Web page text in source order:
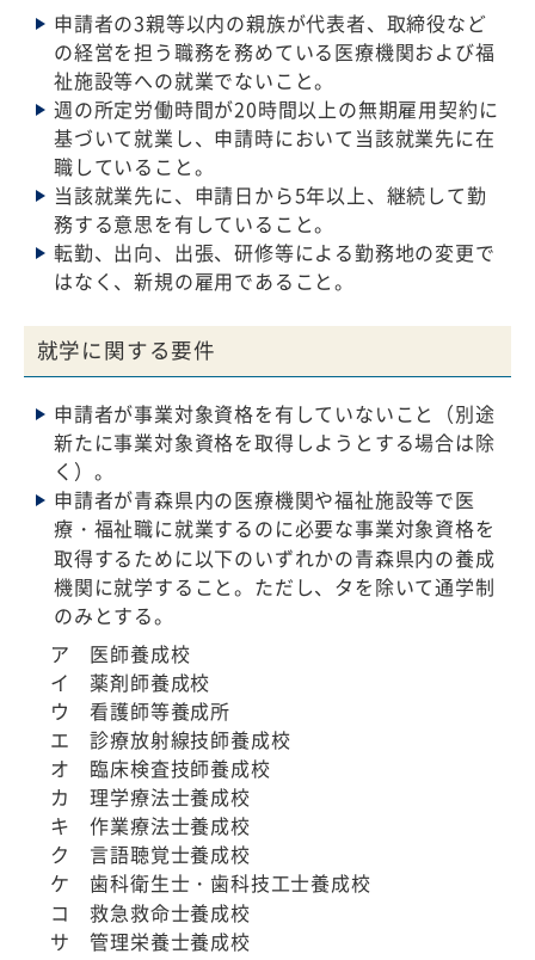
申請者の3親等以内の親族が代表者、取締役など
の経営を担う職務を務めている医療機関および福
祉施設等への就業でないこと。
週の所定労働時間が20時間以上の無期雇用契約に
基づいて就業し、申請時において当該就業先に在
職していること。
当該就業先に、申請日から5年以上、継続して勤
務する意思を有していること。
転勤、出向、出張、研修等による勤務地の変更で
はなく、新規の雇用であること。
就学に関する要件
申請者が事業対象資格を有していないこと（別途
新たに事業対象資格を取得しようとする場合は除
く）。
申請者が青森県内の医療機関や福祉施設等で医
療・福祉職に就業するのに必要な事業対象資格を
取得するために以下のいずれかの青森県内の養成
機関に就学すること。ただし、タを除いて通学制
のみとする。
ア 医師養成校
イ 薬剤師養成校
ウ 看護師等養成所
エ 診療放射線技師養成校
オ 臨床検査技師養成校
カ 理学療法士養成校
キ 作業療法士養成校
ク 言語聴覚士養成校
ケ 歯科衛生士・歯科技工士養成校
コ 救急救命士養成校
サ 管理栄養士養成校